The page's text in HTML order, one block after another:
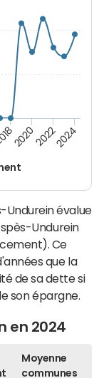
202020222024
Undurein évalue
Undurein
Ce
que la
de sa dette si
son épargne.
en 2024
Moyenne
communes